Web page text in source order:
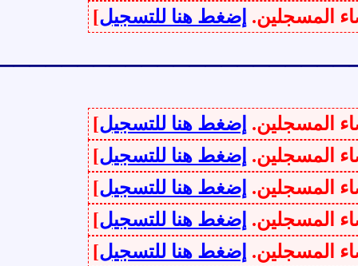
إضغط هنا للتسجيل]
إضغط هنا للتسجيل]
إضغط هنا للتسجيل]
إضغط هنا للتسجيل]
إضغط هنا للتسجيل]
إضغط هنا للتسجيل]